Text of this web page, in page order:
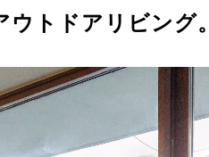
トドアリビング。